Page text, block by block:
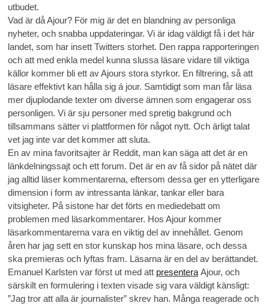
utbudet.
Vad är då Ajour? För mig är det en blandning av personliga
nyheter, och snabba uppdateringar. Vi är idag väldigt få i det här
landet, som har insett Twitters storhet. Den rappa rapporteringen
och att med enkla medel kunna slussa läsare vidare till viktiga
källor kommer bli ett av Ajours stora styrkor. En filtrering, så att
läsare effektivt kan hålla sig á jour. Samtidigt som man får läsa
mer djuplodande texter om diverse ämnen som engagerar oss
personligen. Vi är sju personer med spretig bakgrund och
tillsammans sätter vi plattformen för något nytt. Och ärligt talat
vet jag inte var det kommer att sluta.
En av mina favoritsajter är Reddit, man kan säga att det är en
länkdelningssajt och ett forum. Det är en av få sidor på nätet där
jag alltid läser kommentarerna, eftersom dessa ger en ytterligare
dimension i form av intressanta länkar, tankar eller bara
vitsigheter. På sistone har det förts en mediedebatt om
problemen med läsarkommentarer. Hos Ajour kommer
läsarkommentarerna vara en viktig del av innehållet. Genom
åren har jag sett en stor kunskap hos mina läsare, och dessa
ska premieras och lyftas fram. Läsarna är en del av berättandet.
Emanuel Karlsten var först ut med att presentera Ajour, och
särskilt en formulering i texten visade sig vara väldigt känsligt:
”Jag tror att alla är journalister” skrev han. Många reagerade och